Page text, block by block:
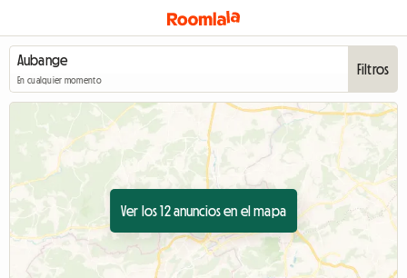
En cualquier momento
Filtros
Ver los 12 anuncios en el mapa